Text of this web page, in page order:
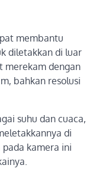
membantu
diletakkan di luar
merekam dengan
bahkan resolusi
suhu dan cuaca,
di
pada kamera ini